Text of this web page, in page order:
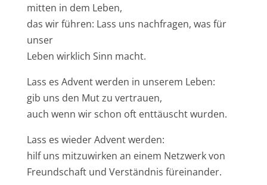
mitten in dem Leben,
das wir führen: Lass uns nachfragen, was für
unser
Leben wirklich Sinn macht.
Lass es Advent werden in unserem Leben:
gib uns den Mut zu vertrauen,
auch wenn wir schon oft enttäuscht wurden.
Lass es wieder Advent werden:
hilf uns mitzuwirken an einem Netzwerk von
Freundschaft und Verständnis füreinander.